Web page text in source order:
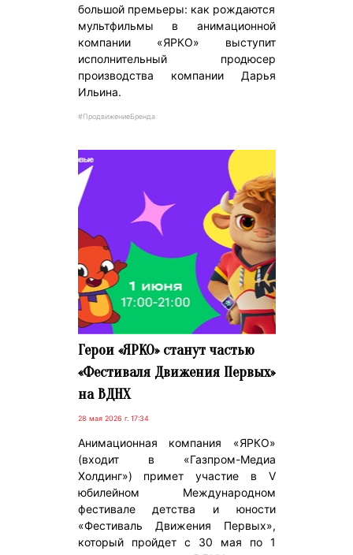
большой премьеры: как рождаются
мультфильмы в анимационной
компании «ЯРКО» выступит
исполнительный продюсер
производства компании Дарья
Ильина.
#ПродвижениеБренда
Герои «ЯРКО» станут частью
«Фестиваля Движения Первых»
на ВДНХ
28 мая 2026 г. 17:34
Анимационная компания «ЯРКО»
(входит в «Газпром-Медиа
Холдинг») примет участие в V
юбилейном Международном
фестивале детства и юности
«Фестиваль Движения Первых»,
который пройдет с 30 мая по 1